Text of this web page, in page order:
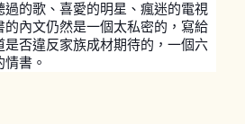
過的歌、喜愛的明星、瘋迷的電視
的內文仍然是一個太私密的，寫給
是否違反家族成材期待的，一個六
書。